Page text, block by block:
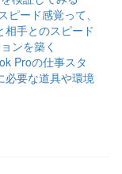
ード感覚って、
手とのスピード
ンを築く
Proの仕事スタ
要な道具や環境